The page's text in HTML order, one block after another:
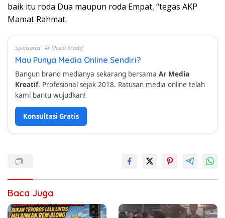
baik itu roda Dua maupun roda Empat, “tegas AKP
Mamat Rahmat.
Sponsored · Ar Media Kreatif
Mau Punya Media Online Sendiri?
Bangun brand medianya sekarang bersama Ar Media
Kreatif. Profesional sejak 2018. Ratusan media online telah
kami bantu wujudkan!
Konsultasi Gratis
Baca Juga